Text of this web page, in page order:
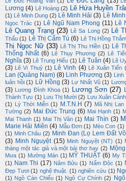
Lương (4) Lê Hoàng (2) Lê Hứa Huyền
(1) Lê Minh Dung (2) Lê Minh Hải (3) Lê
Ngọc Trác (1) Lê Ngũ Nam Phong (11) Lê
Lê Quang Trạng (23) Lê Sa Long (2) Lê
Thấu (1) Lê Thị Cẩm Tú (6) Lê Thị Hồng Thắm
Thị Ngọc Nữ (33) Lê Thị Thu Hiền (1) Lê
Thống Nhất (6) Lê Thụy Phương (2) Lê
Nghĩa (3) Lê Trung Hiếu (1) Lê Tuân (4) Lê
(3) Lê Vi Thuỷ (1) Lê Vinh (4) Lê Xuân Tiến
Lan (Quảng Nam) (8) Linh Phương (3) Linh
luân hồi (1) Lữ Hồng (3) Lư Nhất Vũ (1)
(3) Lương Đình Khoa (1) Lương Sơn (27)
Thành Tựu (1) Lưu Thị Mười (2) Lưu Xuân Cảnh
(1)
Lý Thời Miễn (1) M.T.N.H (7) Mã Nhị Lan
Tường (2) Mai Đức Trung (6) Mai Hạnh (1)
Mai Thanh (1) Mai Thị Vân (1) Mai Thìn (3)
Marie Hải Miên (4) Mẫu Đơn (1) Mèo Con (1)
(1) Minh Châu (2) Minh Đan (Lọ Lem Đất
(3) Minh Nguyệt (15) Minh Nguyệt (NT) (1)
tháng một tác giả và một bài thơ hay (2)
Mưa (1) Mường Mán (1) MỸ THUẬT (6) My
(1) Nam Thi (17) Năm Bửu (1) Nấm Độc (1)
Đẹp Tươi (1) nghệ thuật. (1) nghiên cứu (1)
(1) Ngô Càn Chiểu (1) Ngô Cự Chính (2)